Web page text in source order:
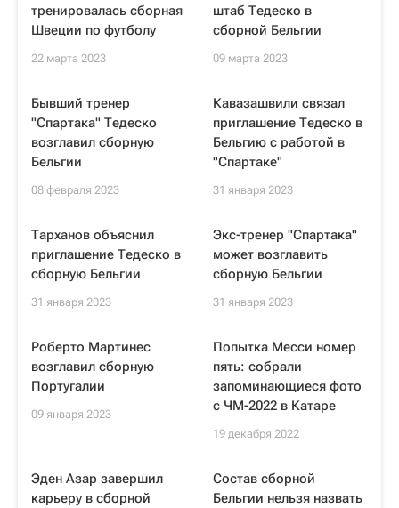
тренировалась сборная
Швеции по футболу
22 марта 2023
штаб Тедеско в
сборной Бельгии
09 марта 2023
Бывший тренер
"Спартака" Тедеско
возглавил сборную
Бельгии
08 февраля 2023
Кавазашвили связал
приглашение Тедеско в
Бельгию с работой в
"Спартаке"
31 января 2023
Тарханов объяснил
приглашение Тедеско в
сборную Бельгии
31 января 2023
Экс-тренер "Спартака"
может возглавить
сборную Бельгии
31 января 2023
Роберто Мартинес
возглавил сборную
Португалии
09 января 2023
Попытка Месси номер
пять: собрали
запоминающиеся фото
с ЧМ-2022 в Катаре
19 декабря 2022
Эден Азар завершил
карьеру в сборной
Состав сборной
Бельгии нельзя назвать